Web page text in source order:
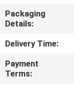
কারখানা
মান
Packaging
Details:
Delivery Time:
Payment
Terms: